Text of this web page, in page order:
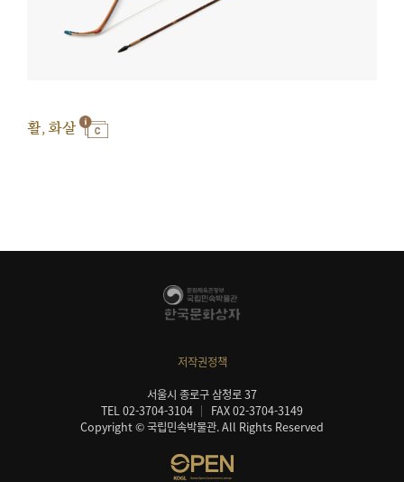
활, 화살
저작권정책
서울시 종로구 삼청로 37
TEL 02-3704-3104
FAX 02-3704-3149
Copyright © 국립민속박물관. All Rights Reserved